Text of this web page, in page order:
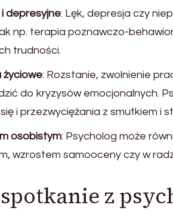
depresyjne: Lęk, depresja czy
np. terapia poznawczo-
trudności.
życiowe: Rozstanie, zwolnienie
do kryzysów emocjonalnych.
i przezwyciężania z smutkiem i
osobistym: Psycholog może
wzrostem samooceny czy w
z